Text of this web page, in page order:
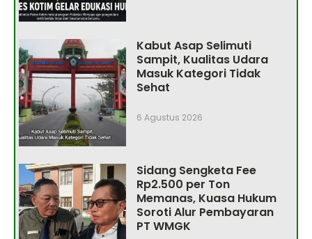
Kabut Asap Selimuti
Sampit, Kualitas Udara
Masuk Kategori Tidak
Sehat
6 Agustus 2026
Sidang Sengketa Fee
Rp2.500 per Ton
Memanas, Kuasa Hukum
Soroti Alur Pembayaran
PT WMGK